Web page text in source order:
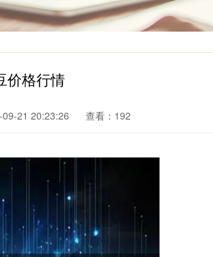
价格行情
09-21 20:23:26 查看：192